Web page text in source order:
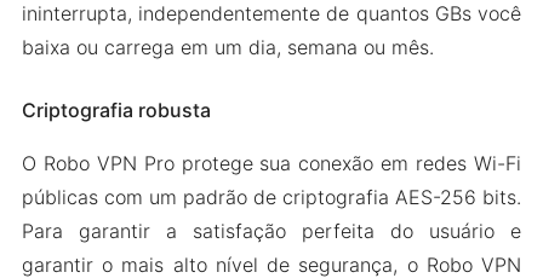
ininterrupta, independentemente de quantos GBs você
baixa ou carrega em um dia, semana ou mês.
Criptografia robusta
O Robo VPN Pro protege sua conexão em redes Wi-Fi
públicas com um padrão de criptografia AES-256 bits.
Para garantir a satisfação perfeita do usuário e
garantir o mais alto nível de segurança, o Robo VPN